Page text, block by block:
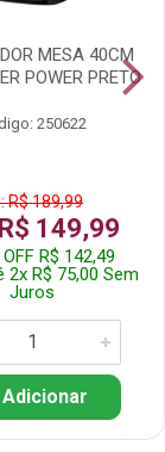
MESA 40CM
POWER PRETO
250622
R$ 189,99
149,99
R$ 142,49
2x R$ 75,00 Sem
Juros